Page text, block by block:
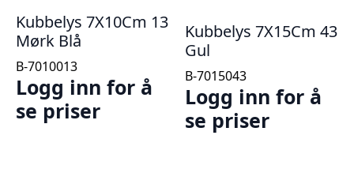
Kubbelys 7X10Cm 13
Mørk Blå
B-7010013
Logg inn for å
se priser
Kubbelys 7X15Cm 43
Gul
B-7015043
Logg inn for å
se priser